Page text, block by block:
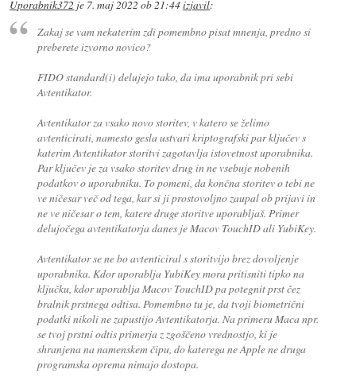
Uporabnik372 je 7. maj 2022 ob 21:44izjavil:
Zakaj se vam nekaterim zdi pomembno pisat mnenja, predno si
preberete izvorno novico?
FIDO standard(i) delujejo tako, da ima uporabnik pri sebi
Avtentikator.
Avtentikator za vsako novo storitev, v katero se želimo
avtenticirati, namesto gesla ustvari kriptografski par ključev s
katerim Avtentikator storitvi zagotavlja istovetnost uporabnika.
Par ključev je za vsako storitev drug in ne vsebuje nobenih
podatkov o uporabniku. To pomeni, da končna storitev o tebi ne
ve ničesar več od tega, kar si ji prostovoljno zaupal ob prijavi in
ne ve ničesar o tem, katere druge storitve uporabljaš. Primer
delujočega avtentikatorja danes je Macov TouchID ali YubiKey.
Avtentikator se ne bo avtenticiral s storitvijo brez dovoljenje
uporabnika. Kdor uporablja YubiKey mora pritisniti tipko na
ključku, kdor uporablja Macov TouchID pa potegnit prst čez
bralnik prstnega odtisa. Pomembno tu je, da tvoji biometrični
podatki nikoli ne zapustijo Avtentikatorja. Na primeru Maca npr.
se tvoj prstni odtis primerja z zgoščeno vrednostjo, ki je
shranjena na namenskem čipu, do katerega ne Apple ne druga
programska oprema nimajo dostopa.